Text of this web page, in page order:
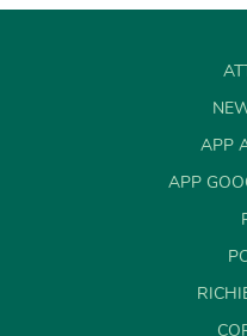
APP
APP